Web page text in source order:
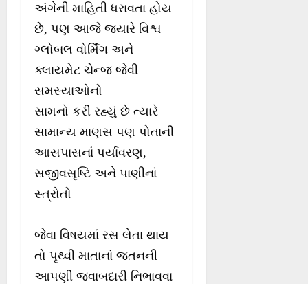
અંગેની માહિતી ધરાવતા હોય
છે, પણ આજે જ્યારે વિશ્વ
ગ્લોબલ વોર્મિંગ અને
ક્લાયમેટ ચેન્જ જેવી
સમસ્યાઓનો
સામનો કરી રહ્યું છે ત્યારે
સામાન્ય માણસ પણ પોતાની
આસપાસનાં પર્યાવરણ,
સજીવસૃષ્ટિ અને પાણીનાં
સ્ત્રોતો
જેવા વિષયમાં રસ લેતા થાય
તો પૃથ્વી માતાનાં જતનની
આપણી જવાબદારી નિભાવવા